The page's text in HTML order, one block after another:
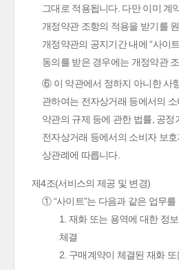
그대로 적용됩니다. 다만 이미 계
개정약관 조항의 적용을 받기를
개정약관의 공지기간 내에 “사이
동의를 받은 경우에는 개정약관
⑥ 이 약관에서 정하지 아니한 사
관하여는 전자상거래 등에서의
약관의 규제 등에 관한 법률, 공정
전자상거래 등에서의 소비자 보
상관례에 따릅니다.
제4조(서비스의 제공 및 변경)
① “사이트”는 다음과 같은 업무를
1. 재화 또는 용역에 대한 정
체결
2. 구매계약이 체결된 재화